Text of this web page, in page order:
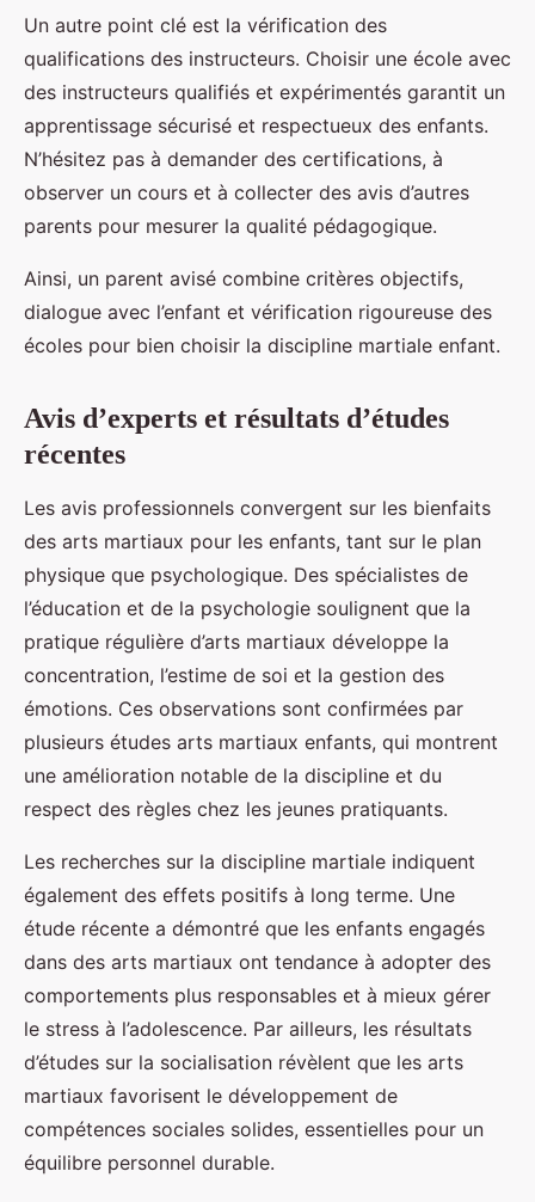
Un autre point clé est la vérification des
qualifications des instructeurs. Choisir une école avec
des instructeurs qualifiés et expérimentés garantit un
apprentissage sécurisé et respectueux des enfants.
N’hésitez pas à demander des certifications, à
observer un cours et à collecter des avis d’autres
parents pour mesurer la qualité pédagogique.
Ainsi, un parent avisé combine critères objectifs,
dialogue avec l’enfant et vérification rigoureuse des
écoles pour bien choisir la discipline martiale enfant.
Avis d’experts et résultats d’études
récentes
Les avis professionnels convergent sur les bienfaits
des arts martiaux pour les enfants, tant sur le plan
physique que psychologique. Des spécialistes de
l’éducation et de la psychologie soulignent que la
pratique régulière d’arts martiaux développe la
concentration, l’estime de soi et la gestion des
émotions. Ces observations sont confirmées par
plusieurs études arts martiaux enfants, qui montrent
une amélioration notable de la discipline et du
respect des règles chez les jeunes pratiquants.
Les recherches sur la discipline martiale indiquent
également des effets positifs à long terme. Une
étude récente a démontré que les enfants engagés
dans des arts martiaux ont tendance à adopter des
comportements plus responsables et à mieux gérer
le stress à l’adolescence. Par ailleurs, les résultats
d’études sur la socialisation révèlent que les arts
martiaux favorisent le développement de
compétences sociales solides, essentielles pour un
équilibre personnel durable.